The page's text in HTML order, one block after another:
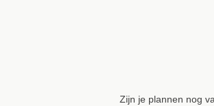
Zijn je plannen nog